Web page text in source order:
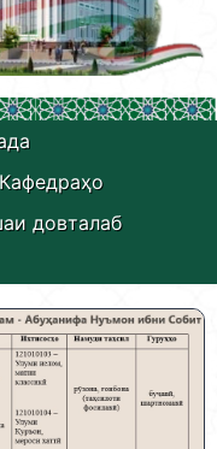
Кафедраҳо
довталаб